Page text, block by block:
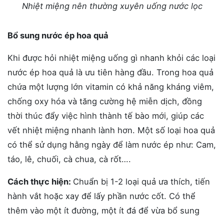
Nhiệt miệng nên thường xuyên uống nước lọc
Bổ sung nước ép hoa quả
Khi được hỏi nhiệt miệng uống gì nhanh khỏi các loại
nước ép hoa quả là ưu tiên hàng đầu. Trong hoa quả
chứa một lượng lớn vitamin có khả năng kháng viêm,
chống oxy hóa và tăng cường hệ miễn dịch, đồng
thời thúc đẩy việc hình thành tế bào mới, giúp các
vết nhiệt miệng nhanh lành hơn. Một số loại hoa quả
có thể sử dụng hằng ngày để làm nước ép như: Cam,
táo, lê, chuối, cà chua, cà rốt….
Cách thực hiện: Chuẩn bị 1-2 loại quả ưa thích, tiến
hành vắt hoặc xay để lấy phần nước cốt. Có thể
thêm vào một ít đường, một ít đá để vừa bổ sung